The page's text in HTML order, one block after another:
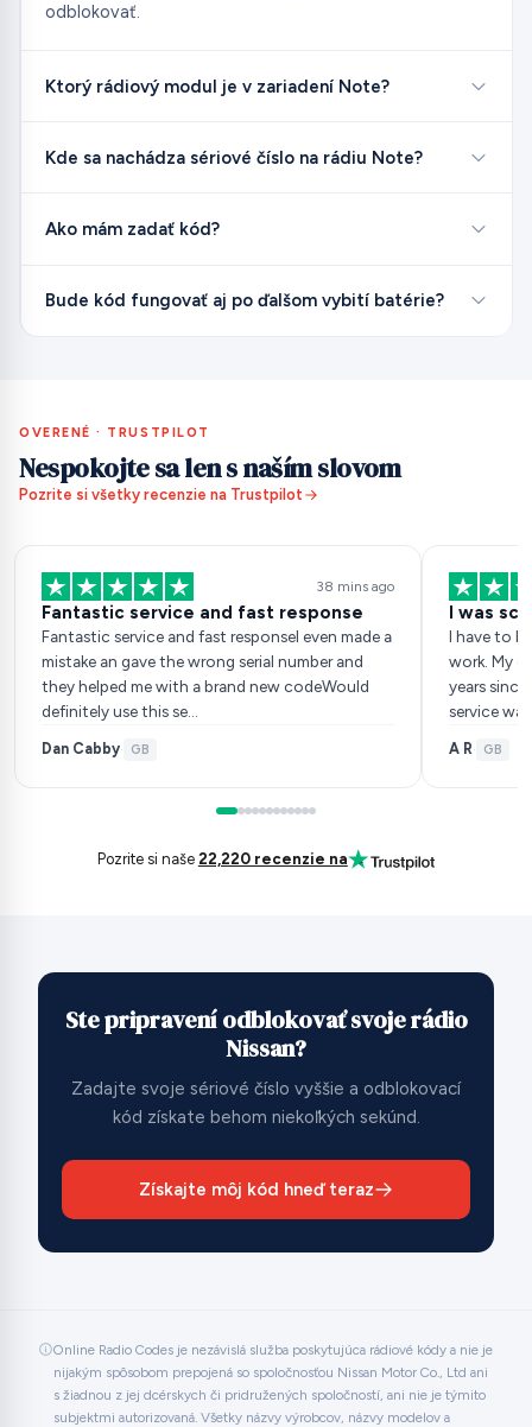
odblokovať.
Ktorý rádiový modul je v zariadení Note?
Kde sa nachádza sériové číslo na rádiu Note?
Ako mám zadať kód?
Bude kód fungovať aj po ďalšom vybití batérie?
OVERENÉ · TRUSTPILOT
Nespokojte sa len s naším slovom
Pozrite si všetky recenzie na Trustpilot
38 mins ago
Fantastic service and fast response
Fantastic service and fast responseI even made a
mistake an gave the wrong serial number and
they helped me with a brand new codeWould
definitely use this se…
Dan Cabby· GB
I was
I have to
work. My
years
service
A R· GB
Pozrite si naše 22,220 recenzie na
Ste pripravení odblokovať svoje rádio
Nissan?
Zadajte svoje sériové číslo vyššie a odblokovací
kód získate behom niekoľkých sekúnd.
Získajte môj kód hneď teraz
Online Radio Codes je nezávislá služba poskytujúca rádiové kódy a nie je
nijakým spôsobom prepojená so spoločnosťou Nissan Motor Co., Ltd ani
s žiadnou z jej dcérskych či pridružených spoločností, ani nie je týmito
subjektmi autorizovaná. Všetky názvy výrobcov, názvy modelov a